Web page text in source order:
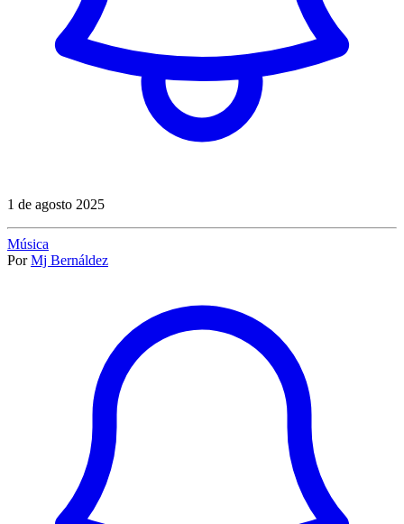
1 de agosto 2025
Música
Por Mj Bernáldez